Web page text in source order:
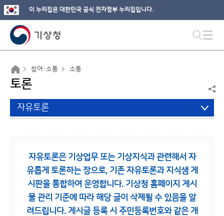
이 누리집은 대한민국 공식 전자정부 누리집입니다.
참여·소통 소통
토론
자유토론
자유토론은 기상업무 또는 기상지식과 관련해서 자
유롭게 토론하는 장으로, 기존 자유토론과 지식샘 게
시판을 통합하여 운영합니다. 기상청 홈페이지 게시
물 관리 기준에 따라 해당 글이 삭제될 수 있음을 알
려드립니다. 게시글 등록 시 주민등록번호와 같은 개